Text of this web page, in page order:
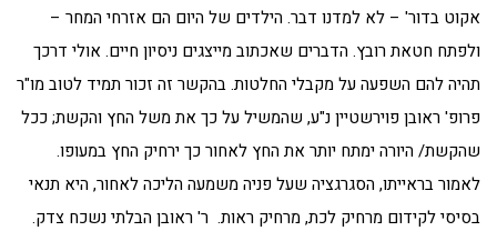
אקוט בדור' – לא למדנו דבר. הילדים של היום הם אזרחי המחר –
ולפתח חטאת רובץ. הדברים שאכתוב מייצגים ניסיון חיים. אולי דרכך
תהיה להם השפעה על מקבלי החלטות. בהקשר זה זכור תמיד לטוב מו"ר
פרופ' ראובן פוירשטיין נ"ע, שהמשיל על כך את משל החץ והקשת; ככל
שהקשת/ היורה ימתח יותר את החץ לאחור כך ירחיק החץ במעופו.
לאמור בראייתו, הסגרגציה שעל פניה משמעה הליכה לאחור, היא תנאי
בסיסי לקידום מרחיק לכת, מרחיק ראות. ר' ראובן הבלתי נשכח צדק.